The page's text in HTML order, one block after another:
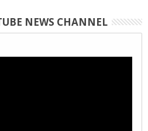
NEWS CHANNEL